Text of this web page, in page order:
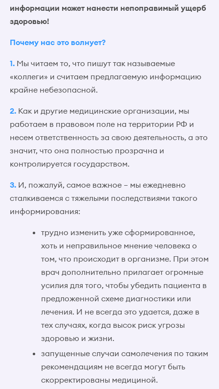
информации может нанести непоправимый ущерб
здоровью!
Почему нас это волнует?
1. Мы читаем то, что пишут так называемые
«коллеги» и считаем предлагаемую информацию
крайне небезопасной.
2. Как и другие медицинские организации, мы
работаем в правовом поле на территории РФ и
несем ответственность за свою деятельность, а это
значит, что она полностью прозрачна и
контролируется государством.
3. И, пожалуй, самое важное – мы ежедневно
сталкиваемся с тяжелыми последствиями такого
информирования:
трудно изменить уже сформированное,
хоть и неправильное мнение человека о
том, что происходит в организме. При этом
врач дополнительно прилагает огромные
усилия для того, чтобы убедить пациента в
предложенной схеме диагностики или
лечения. И не всегда это удается, даже в
тех случаях, когда высок риск угрозы
здоровью и жизни.
запущенные случаи самолечения по таким
рекомендациям не всегда могут быть
скорректированы медициной.